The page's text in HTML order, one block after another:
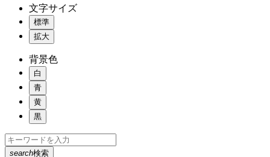
文字サイズ
標準
拡大
背景色
白
青
黄
黒
search検索